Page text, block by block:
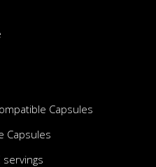
Capsules
Capsules
servings